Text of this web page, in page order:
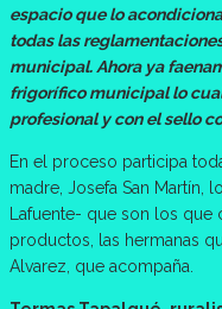
espacio que lo
todas las
municipal. Ahora ya
frigorífico municipal lo
profesional y con el sello
En el proceso participa
madre, Josefa San Martín,
Lafuente- que son los que
productos, las hermanas
Alvarez, que acompaña.